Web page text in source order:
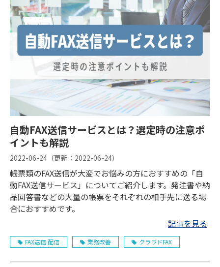
自動FAX送信サービスとは？選定時の注意ポ
イントも解説
2022-06-24 （更新： 2022-06-24）
帳票類のFAX送信が大変でお悩みの方におすすめの「自
動FAX送信サービス」についてご紹介します。発注書や納
品回答書などの大量の帳票をそれぞれの相手先に送る場
合におすすめです。
記事を見る
FAX送信 配信 業務改善 クラウドFAX